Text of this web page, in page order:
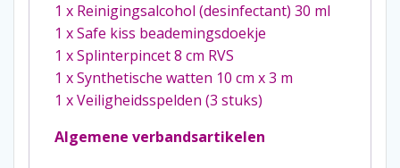
1 x Reinigingsalcohol (desinfectant) 30 ml
1 x Safe kiss beademingsdoekje
1 x Splinterpincet 8 cm RVS
1 x Synthetische watten 10 cm x 3 m
1 x Veiligheidsspelden (3 stuks)
Algemene verbandsartikelen